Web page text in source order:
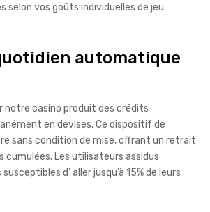
selon vos goûts individuelles de jeu.
automatique
notre casino produit des crédits
en devises. Ce dispositif de
sans condition de mise, offrant un retrait
cumulées. Les utilisateurs assidus
d’ aller jusqu’à 15% de leurs